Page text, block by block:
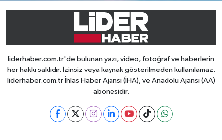
liderhaber.com.tr'de bulunan yazı, video, fotoğraf ve haberlerin
her hakkı saklıdır. İzinsiz veya kaynak gösterilmeden kullanılamaz.
liderhaber.com.tr İhlas Haber Ajansı (İHA), ve Anadolu Ajansı (AA)
abonesidir.